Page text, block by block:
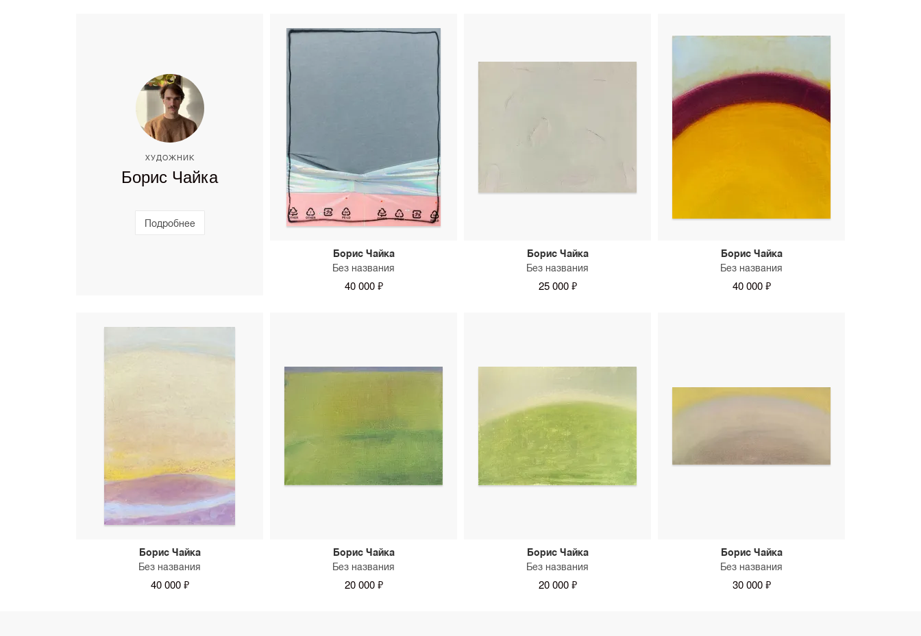
ХУДОЖНИК
Борис Чайка
Подробнее
Борис Чайка
Без названия
40 000 ₽
Борис Чайка
Без названия
25 000 ₽
Борис Чайка
Без названия
40 000 ₽
Борис Чайка
Без названия
40 000 ₽
Борис Чайка
Без названия
20 000 ₽
Борис Чайка
Без названия
20 000 ₽
Борис Чайка
Без названия
30 000 ₽